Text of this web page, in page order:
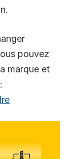
pouvez
marque et